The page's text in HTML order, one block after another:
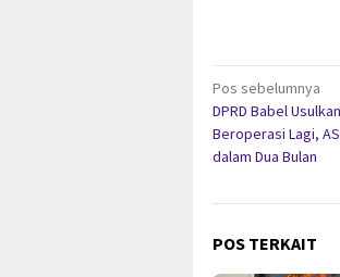
Navigasi
pos
Pos sebelumnya
DPRD Babel
Beroperasi Lagi,
dalam Dua Bulan
POS TERKAIT